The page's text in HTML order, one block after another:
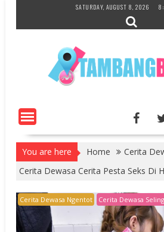
content
SATURDAY, AUGUST 8, 2026
You are here Home
Cerita
Cerita Dewasa Cerita Pesta Seks Di
Cerita Dewasa Ngentot Cerita Dewasa